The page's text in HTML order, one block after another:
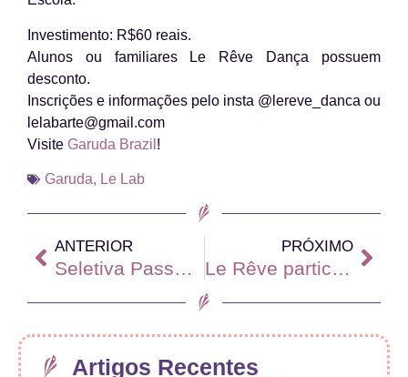
Investimento: R$60 reais.
Alunos ou familiares Le Rêve Dança possuem
desconto.
Inscrições e informações pelo insta @lereve_danca ou
lelabarte@gmail.com
Visite Garuda Brazil !
Garuda, Le Lab
ANTERIOR
Seletiva Passo de Arte 2018
PRÓXIMO
Le Rêve participa de Seminário no Raça Centro de Artes
Artigos Recentes